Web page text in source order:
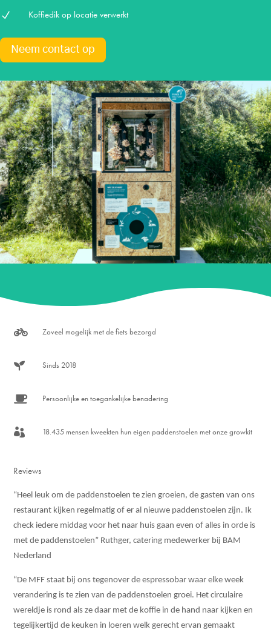
N Koffiedik op locatie verwerkt
Neem contact op
 Zoveel mogelijk met de fiets bezorgd
 Sinds 2018
 Persoonlijke en toegankelijke benadering
 18.435 mensen kweekten hun eigen paddenstoelen met onze growkit
Reviews
“Heel leuk om de paddenstoelen te zien groeien, de gasten van ons
restaurant kijken regelmatig of er al nieuwe paddenstoelen zijn. Ik
check iedere middag voor het naar huis gaan even of alles in orde is
met de paddenstoelen” Ruthger, catering medewerker bij BAM
Nederland
“De MFF staat bij ons tegenover de espressobar waar elke week
verandering is te zien van de paddenstoelen groei. Het circulaire
wereldje is rond als ze daar met de koffie in de hand naar kijken en
tegelijkertijd de keuken in loeren welk gerecht ervan gemaakt